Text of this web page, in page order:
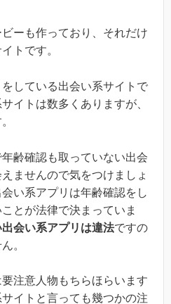
ーも作っており、それだけ
トです。
している出会い系サイトで
イトは数多くありますが、
齢確認も取っていない出会
ませんので気をつけましょ
い系アプリは年齢確認をし
とが法律で決まっていま
会い系アプリは違法ですの
。
注意人物もちらほらいます
イトと言っても幾つかの注